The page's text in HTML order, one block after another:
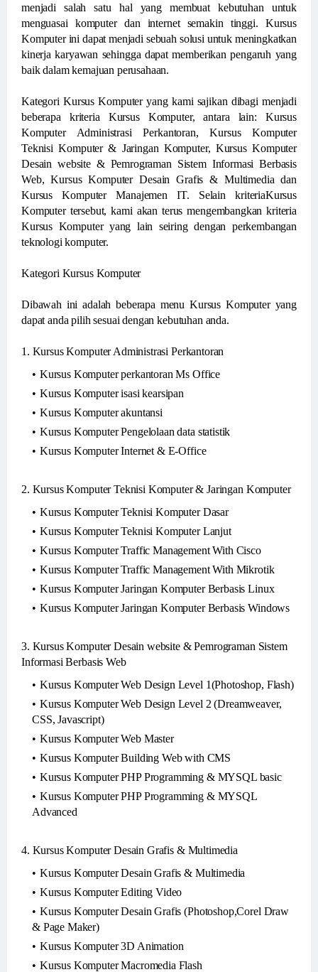
menjadi salah satu hal yang membuat kebutuhan untuk
menguasai komputer dan internet semakin tinggi. Kursus
Komputer ini dapat menjadi sebuah solusi untuk meningkatkan
kinerja karyawan sehingga dapat memberikan pengaruh yang
baik dalam kemajuan perusahaan.
Kategori Kursus Komputer yang kami sajikan dibagi menjadi
beberapa kriteria Kursus Komputer, antara lain: Kursus
Komputer Administrasi Perkantoran, Kursus Komputer
Teknisi Komputer & Jaringan Komputer, Kursus Komputer
Desain website & Pemrograman Sistem Informasi Berbasis
Web, Kursus Komputer Desain Grafis & Multimedia dan
Kursus Komputer Manajemen IT. Selain kriteriaKursus
Komputer tersebut, kami akan terus mengembangkan kriteria
Kursus Komputer yang lain seiring dengan perkembangan
teknologi komputer.
Kategori Kursus Komputer
Dibawah ini adalah beberapa menu Kursus Komputer yang
dapat anda pilih sesuai dengan kebutuhan anda.
1. Kursus Komputer Administrasi Perkantoran
Kursus Komputer perkantoran Ms Office
Kursus Komputer isasi kearsipan
Kursus Komputer akuntansi
Kursus Komputer Pengelolaan data statistik
Kursus Komputer Internet & E-Office
2. Kursus Komputer Teknisi Komputer & Jaringan Komputer
Kursus Komputer Teknisi Komputer Dasar
Kursus Komputer Teknisi Komputer Lanjut
Kursus Komputer Traffic Management With Cisco
Kursus Komputer Traffic Management With Mikrotik
Kursus Komputer Jaringan Komputer Berbasis Linux
Kursus Komputer Jaringan Komputer Berbasis Windows
3. Kursus Komputer Desain website & Pemrograman Sistem
Informasi Berbasis Web
Kursus Komputer Web Design Level 1(Photoshop, Flash)
Kursus Komputer Web Design Level 2 (Dreamweaver,
CSS, Javascript)
Kursus Komputer Web Master
Kursus Komputer Building Web with CMS
Kursus Komputer PHP Programming & MYSQL basic
Kursus Komputer PHP Programming & MYSQL
Advanced
4. Kursus Komputer Desain Grafis & Multimedia
Kursus Komputer Desain Grafis & Multimedia
Kursus Komputer Editing Video
Kursus Komputer Desain Grafis (Photoshop,Corel Draw
& Page Maker)
Kursus Komputer 3D Animation
Kursus Komputer Macromedia Flash